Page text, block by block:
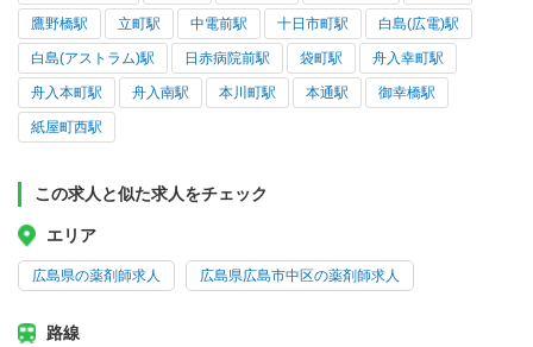
鷹野橋駅 立町駅 中電前駅 十日市町駅 白島(広電)駅
白島(アストラム)駅 日赤病院前駅 袋町駅 舟入幸町駅
舟入本町駅 舟入南駅 本川町駅 本通駅 御幸橋駅
紙屋町西駅
この求人と似た求人をチェック
エリア
広島県の薬剤師求人 広島県広島市中区の薬剤師求人
路線